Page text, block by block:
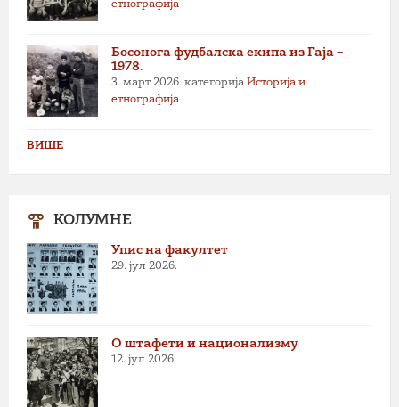
етнографија
Босонога фудбалска екипа из Гаја –
1978.
3. март 2026. категорија Историја и
етнографија
ВИШЕ
КОЛУМНЕ
Упис на факултет
29. јул 2026.
О штафети и национализму
12. јул 2026.